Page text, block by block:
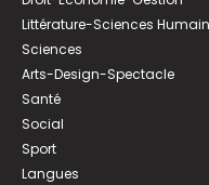
Littérature-Sciences
Sciences
Arts-Design-Spectacle
Santé
Social
Sport
Langues